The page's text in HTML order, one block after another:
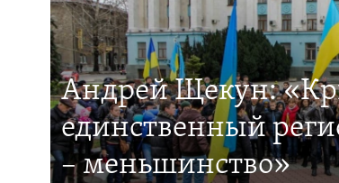
Андрей Щекун:
единственный
– меньшинство»